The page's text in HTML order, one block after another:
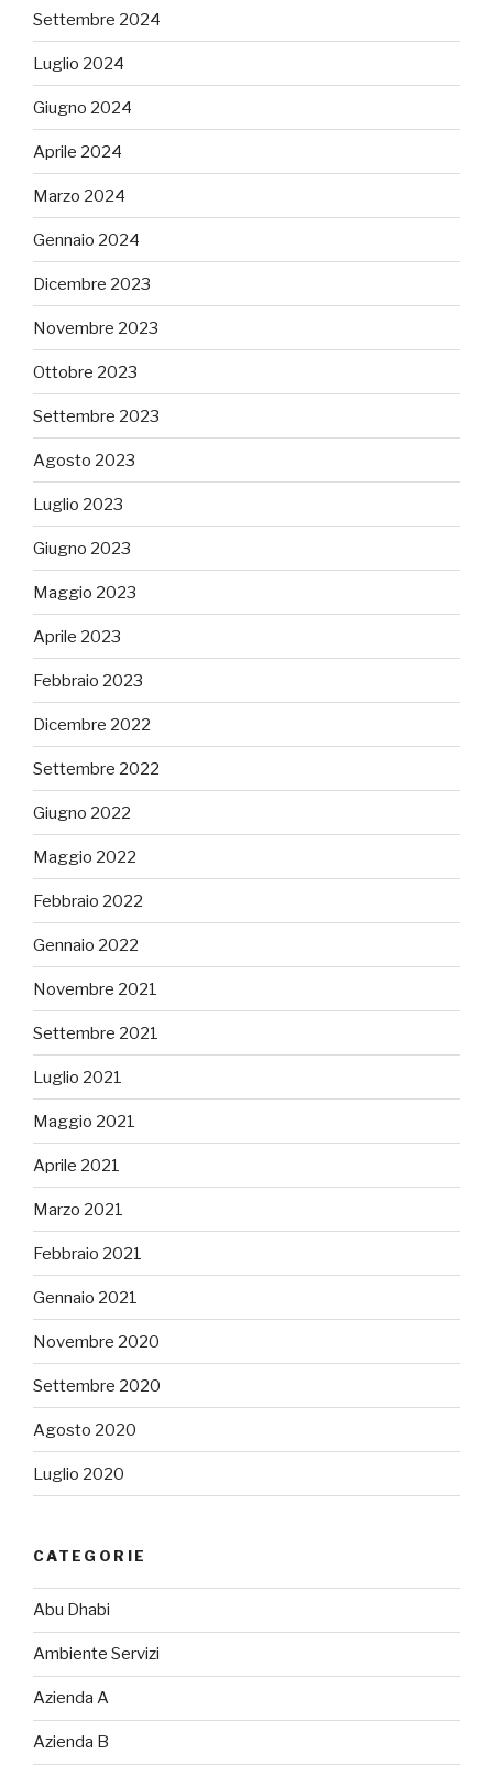
Settembre 2024
Luglio 2024
Giugno 2024
Aprile 2024
Marzo 2024
Gennaio 2024
Dicembre 2023
Novembre 2023
Ottobre 2023
Settembre 2023
Agosto 2023
Luglio 2023
Giugno 2023
Maggio 2023
Aprile 2023
Febbraio 2023
Dicembre 2022
Settembre 2022
Giugno 2022
Maggio 2022
Febbraio 2022
Gennaio 2022
Novembre 2021
Settembre 2021
Luglio 2021
Maggio 2021
Aprile 2021
Marzo 2021
Febbraio 2021
Gennaio 2021
Novembre 2020
Settembre 2020
Agosto 2020
Luglio 2020
CATEGORIE
Abu Dhabi
Ambiente Servizi
Azienda A
Azienda B